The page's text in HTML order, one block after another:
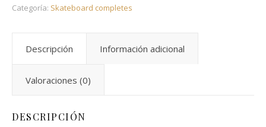
Categoría: Skateboard completes
Descripción Información adicional
Valoraciones (0)
DESCRIPCIÓN